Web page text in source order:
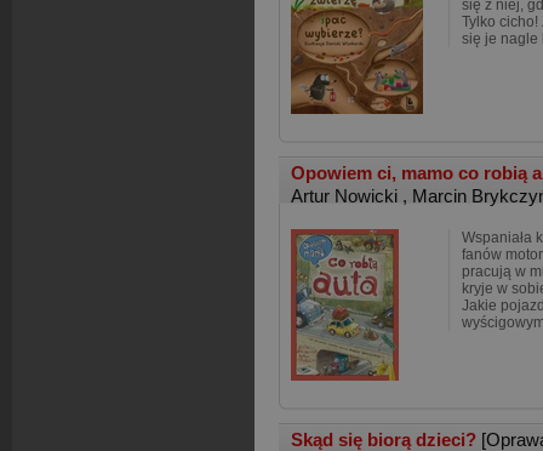
się z niej,
Tylko
się je nagle
Opowiem ci, mamo co robią
Artur Nowicki , Marcin
Wspaniała
fanów
pracują w
kryje w
Jakie
Skąd się biorą dzieci?